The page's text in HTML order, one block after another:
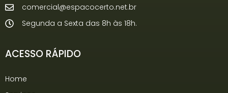
comercial@espacocerto.net.br
Segunda a Sexta das 8h às 18h.
ACESSO RÁPIDO
Home